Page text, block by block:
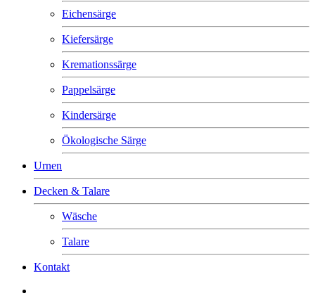
Eichensärge
Kiefersärge
Kremationssärge
Pappelsärge
Kindersärge
Ökologische Särge
Urnen
Decken & Talare
Wäsche
Talare
Kontakt